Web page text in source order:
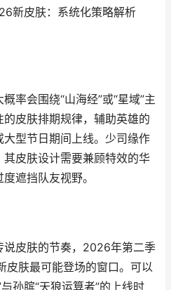
新皮肤：系统化策略解析
率会围绕“山海经”或“星域”主
皮肤排期规律，辅助英雄的
型节日期间上线。少司缘作
皮肤设计需要兼顾特效的华
遮挡队友视野。
皮肤的节奏，2026年第二季
皮肤最可能登场的窗口。可以
孙膑“天狼运算者”的上线时